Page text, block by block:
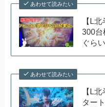
あわせて読みたい
【L
300台
ぐら
あわせて読みたい
【L
ター